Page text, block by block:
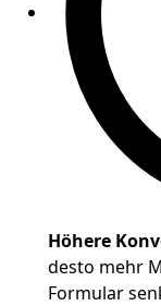
Höhere
desto mehr
Formular